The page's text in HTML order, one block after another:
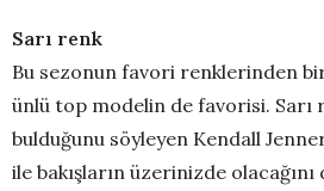
Sarı renk
Bu sezonun favori renklerinden
ünlü top modelin de favorisi. Sarı
bulduğunu söyleyen Kendall
ile bakışların üzerinizde